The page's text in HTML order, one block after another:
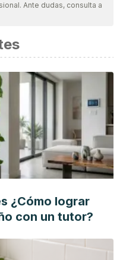
Ante dudas, consulta a
¿Cómo lograr
con un tutor?